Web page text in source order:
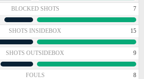
BLOCKED SHOTS 7
SHOTS INSIDEBOX 15
SHOTS OUTSIDEBOX 9
FOULS 8